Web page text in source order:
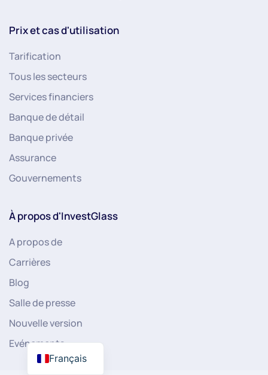
Prix et cas d'utilisation
Tarification
Tous les secteurs
Services financiers
Banque de détail
Banque privée
Assurance
Gouvernements
À propos d'InvestGlass
A propos de
Carrières
Blog
Salle de presse
Nouvelle version
Evénements
Français